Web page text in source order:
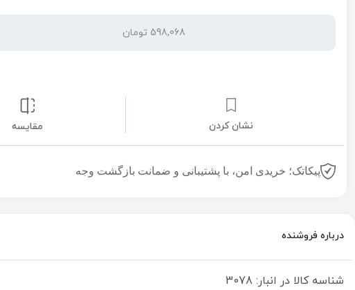
598,068 تومان
نشان کردن مقایسه
پیکاتک؛ خریدی امن، با پشتیبانی و ضمانت بازگشت وجه
درباره فروشنده
شناسه کالا در انبار: 3078